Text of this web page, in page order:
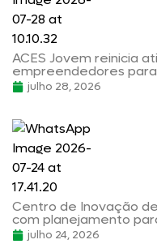
ACES Jovem reinicia
empreendedores
julho 28, 2026
Centro de Inovação
com planejamento
julho 24, 2026